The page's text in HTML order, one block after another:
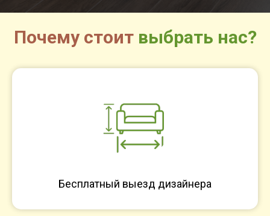
Почему стоит выбрать нас?
Бесплатный выезд дизайнера